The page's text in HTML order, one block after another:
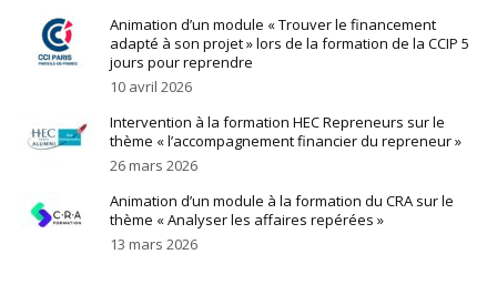
Animation d’un module « Trouver le financement
adapté à son projet » lors de la formation de la CCIP 5
jours pour reprendre
10 avril 2026
Intervention à la formation HEC Repreneurs sur le
thème « l’accompagnement financier du repreneur »
26 mars 2026
Animation d’un module à la formation du CRA sur le
thème « Analyser les affaires repérées »
13 mars 2026